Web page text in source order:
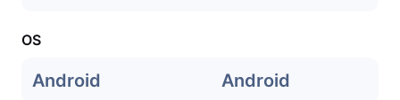
OS
Android Android